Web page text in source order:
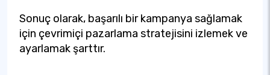
Sonuç olarak, başarılı bir kampanya sağlamak
için çevrimiçi pazarlama stratejisini izlemek ve
ayarlamak şarttır.